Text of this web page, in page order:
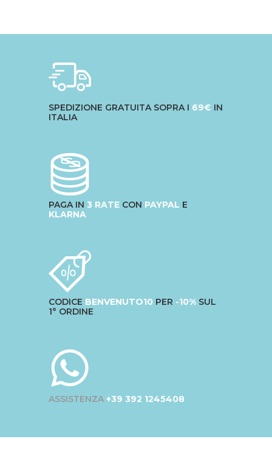
SPEDIZIONE GRATUITA SOPRA I 69€ IN
ITALIA
PAGA IN 3 RATE CON PAYPAL E
KLARNA
CODICE BENVENUTO10 PER -10% SUL
1° ORDINE
ASSISTENZA +39 392 1245408